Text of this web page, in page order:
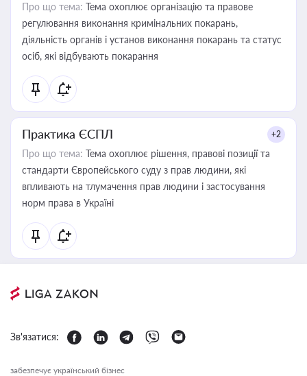
Про що тема: Тема охоплює організацію та правове
регулювання виконання кримінальних покарань,
діяльність органів і установ виконання покарань та статус
осіб, які відбувають покарання
Практика ЄСПЛ +2
Про що тема: Тема охоплює рішення, правові позиції та
стандарти Європейського суду з прав людини, які
впливають на тлумачення прав людини і застосування
норм права в Україні
Зв'язатися:
забезпечує український бізнес